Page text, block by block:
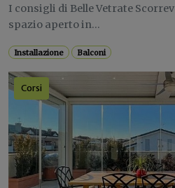
I consigli di Belle Vetrate
spazio aperto in...
Installazione Balconi
Corsi